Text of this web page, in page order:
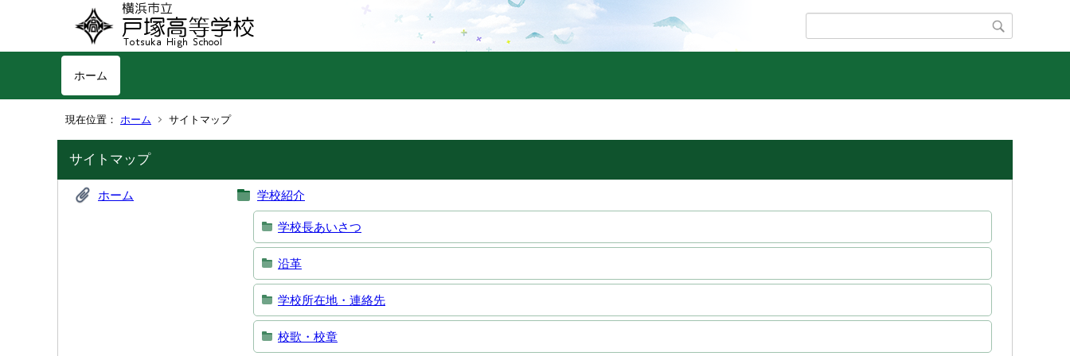
ホーム
現在位置： ホーム サイトマップ
サイトマップ
ホーム 学校紹介
学校長あいさつ
沿革
学校所在地・連絡先
校歌・校章